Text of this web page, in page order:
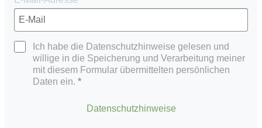
Ich habe die Datenschutzhinweise gelesen und
willige in die Speicherung und Verarbeitung meiner
mit diesem Formular übermittelten persönlichen
Daten ein.
Datenschutzhinweise